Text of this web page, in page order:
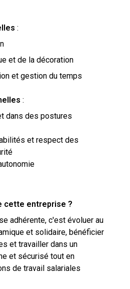
:
et de la décoration
et gestion du temps
:
dans des postures
et respect des
cette entreprise ?
adhérente, c'est évoluer au
et solidaire, bénéficier
et travailler dans un
et sécurisé tout en
de travail salariales